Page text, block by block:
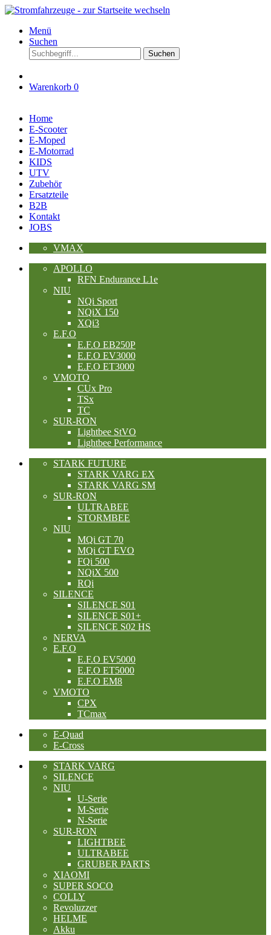
Menü
Suchen
Suchen
Warenkorb 0
Home
E-Scooter
E-Moped
E-Motorrad
KIDS
UTV
Zubehör
Ersatzteile
B2B
Kontakt
JOBS
VMAX
APOLLO
RFN Endurance L1e
NIU
NQi Sport
NQiX 150
XQi3
E.F.O
E.F.O EB250P
E.F.O EV3000
E.F.O ET3000
VMOTO
CUx Pro
TSx
TC
SUR-RON
Lightbee StVO
Lightbee Performance
STARK FUTURE
STARK VARG EX
STARK VARG SM
SUR-RON
ULTRABEE
STORMBEE
NIU
MQi GT 70
MQi GT EVO
FQi 500
NQiX 500
RQi
SILENCE
SILENCE S01
SILENCE S01+
SILENCE S02 HS
NERVA
E.F.O
E.F.O EV5000
E.F.O ET5000
E.F.O EM8
VMOTO
CPX
TCmax
E-Quad
E-Cross
STARK VARG
SILENCE
NIU
U-Serie
M-Serie
N-Serie
SUR-RON
LIGHTBEE
ULTRABEE
GRUBER PARTS
XIAOMI
SUPER SOCO
COLLY
Revoluzzer
HELME
Akku